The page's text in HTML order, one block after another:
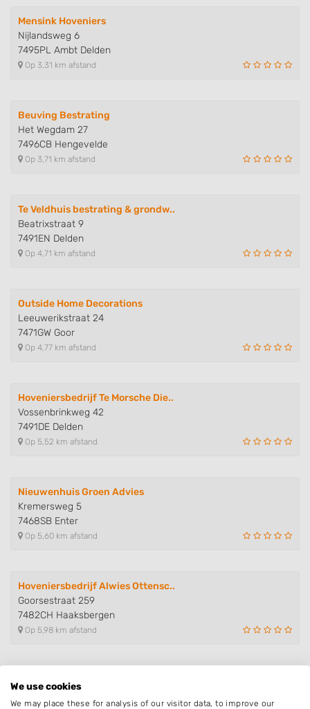
Mensink Hoveniers
Nijlandsweg 6
7495PL Ambt Delden
Op 3,31 km afstand
Beuving Bestrating
Het Wegdam 27
7496CB Hengevelde
Op 3,71 km afstand
Te Veldhuis bestrating & grondw..
Beatrixstraat 9
7491EN Delden
Op 4,71 km afstand
Outside Home Decorations
Leeuwerikstraat 24
7471GW Goor
Op 4,77 km afstand
Hoveniersbedrijf Te Morsche Die..
Vossenbrinkweg 42
7491DE Delden
Op 5,52 km afstand
Nieuwenhuis Groen Advies
Kremersweg 5
7468SB Enter
Op 5,60 km afstand
Hoveniersbedrijf Alwies Ottensc..
Goorsestraat 259
7482CH Haaksbergen
Op 5,98 km afstand
Stoss Hoveniers
We use cookies
We may place these for analysis of our visitor data, to improve our